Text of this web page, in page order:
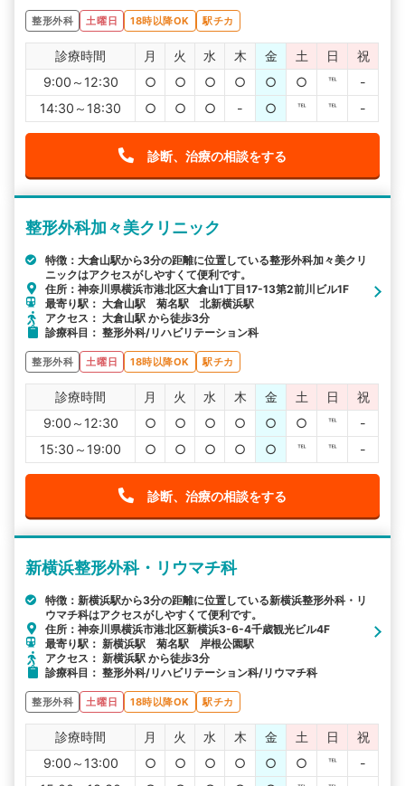
整形外科 土曜日 18時以降OK 駅チカ
診療時間 月 火 水 木 金 土 日
祝
9:00～12:30
○ ○ ○ ○ ○ ○ ℡
-
14:30～18:30
○ ○ ○ - ○ ℡ ℡ -
診断、治療の相談をする
整形外科加々美クリニック
特徴：大倉山駅から3分の距離に位置している整形外科加々美クリ
ニックはアクセスがしやすくて便利です。
住所：神奈川県横浜市港北区大倉山1丁目17-13第2前川ビル1F
最寄り駅： 大倉山駅 菊名駅 北新横浜駅
アクセス： 大倉山駅 から徒歩3分
診療科目： 整形外科/リハビリテーション科
整形外科 土曜日 18時以降OK 駅チカ
診療時間 月 火 水 木 金 土 日
祝
9:00～12:30
○ ○ ○ ○ ○ ○ ℡
-
15:30～19:00
○ ○ ○ ○ ○ ℡ ℡ -
診断、治療の相談をする
新横浜整形外科・リウマチ科
特徴：新横浜駅から3分の距離に位置している新横浜整形外科・リ
ウマチ科はアクセスがしやすくて便利です。
住所：神奈川県横浜市港北区新横浜3-6-4千歳観光ビル4F
最寄り駅： 新横浜駅 菊名駅 岸根公園駅
アクセス： 新横浜駅 から徒歩3分
診療科目： 整形外科/リハビリテーション科/リウマチ科
整形外科 土曜日 18時以降OK 駅チカ
診療時間 月 火 水 木 金 土 日
祝
9:00～13:00
○ ○ ○ ○ ○ ○ ℡
-